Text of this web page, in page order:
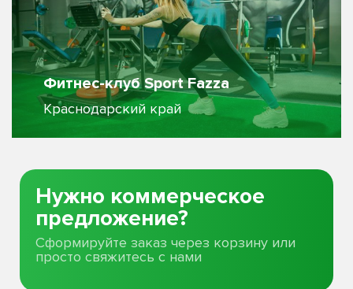
Фитнес-клуб Sport Fazza
Краснодарский край
Нужно коммерческое
предложение?
Сформируйте заказ через корзину или
просто свяжитесь с нами